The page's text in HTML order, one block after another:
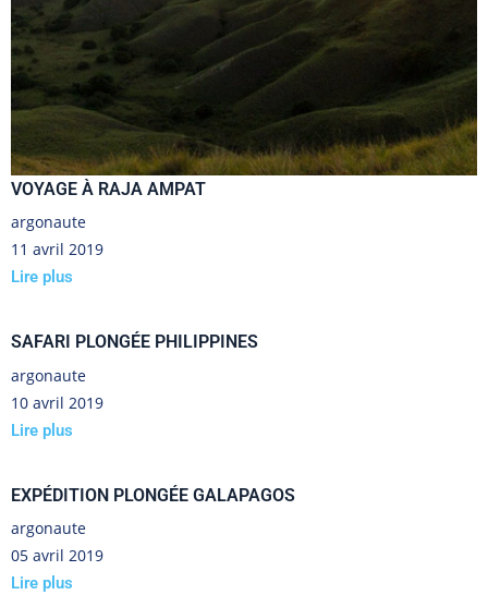
VOYAGE À RAJA AMPAT
argonaute
11 avril 2019
Lire plus
SAFARI PLONGÉE PHILIPPINES
argonaute
10 avril 2019
Lire plus
EXPÉDITION PLONGÉE GALAPAGOS
argonaute
05 avril 2019
Lire plus